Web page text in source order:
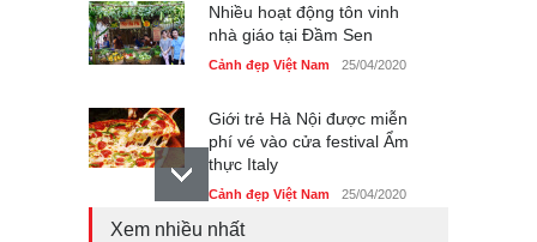
Nhiều hoạt động tôn vinh
nhà giáo tại Đầm Sen
Cảnh đẹp Việt Nam 25/04/2020
Giới trẻ Hà Nội được miễn
phí vé vào cửa festival Ẩm
thực Italy
Cảnh đẹp Việt Nam 25/04/2020
Xem nhiều nhất